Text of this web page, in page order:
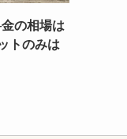
の相場は
トのみは